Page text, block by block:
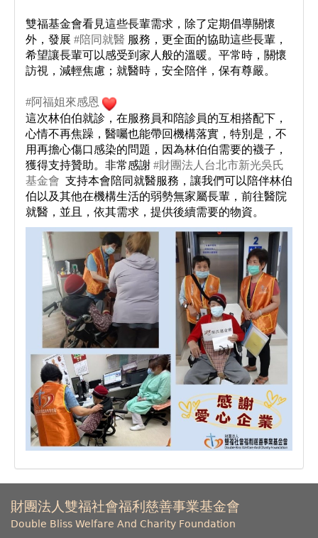
雙福基金會看見這些長輩需求，除了定期倡導關懷
外，發展 #陪同就醫 服務，更全面的協助這些長輩，
希望讓長輩可以感受到家人般的溫暖。平常時，關懷
訪視，減輕焦慮；就醫時，安全陪伴，保有尊嚴。
#阿福姐來感恩
這次林伯伯就診，在服務員和陪診員的互相搭配下，
心情不再焦躁，醫囑也能帶回機構落實，特別是，不
用再擔心傷口感染的問題，因為林伯伯需要的襪子，
獲得支持贊助。非常感謝 #財團法人台北市新光吳氏
基金會 ​ 支持本會陪同就醫服務，讓我們可以陪伴林伯
伯以及其他在機構生活的弱勢無家屬長輩，前往醫院
就醫，並且，依其需求，提供後續需要的物資。
財團法人雙福社會福利慈善事業基金會
Double Bliss Welfare And Charity Foundation